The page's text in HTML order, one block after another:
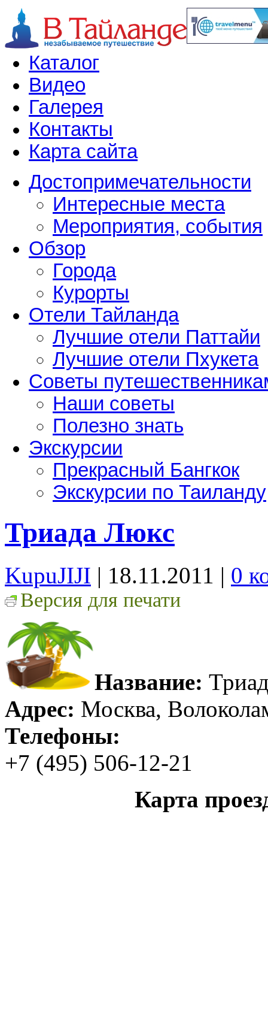
Каталог
Видео
Галерея
Контакты
Карта сайта
Достопримечательности
Интересные места
Мероприятия, события
Обзор
Города
Курорты
Отели Тайланда
Лучшие отели Паттайи
Лучшие отели Пхукета
Советы
Наши советы
Полезно знать
Экскурсии
Прекрасный Бангкок
Экскурсии по Таиланду
Триада Люкс
KupuJIJI | 18.11.2011 | 0
Версия для печати
Название:
Адрес: Москва,
Телефоны:
+7 (495) 506-12-21
Карта